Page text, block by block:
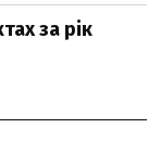
за рік